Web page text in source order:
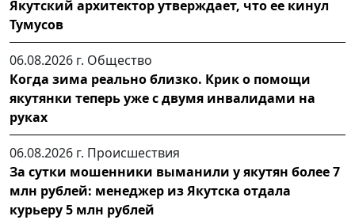
Якутский архитектор утверждает, что ее кинул
Тумусов
06.08.2026 г. Общество
Когда зима реально близко. Крик о помощи
якутянки теперь уже с двумя инвалидами на
руках
06.08.2026 г. Происшествия
За сутки мошенники выманили у якутян более 7
млн рублей: менеджер из Якутска отдала
курьеру 5 млн рублей